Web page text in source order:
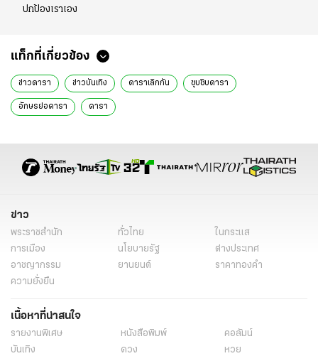
ปกป้องเราเอง
แท็กที่เกี่ยวข้อง
ข่าวดารา ข่าวบันเทิง ดาราเลิกกัน ซุบซิบดารา
อักษรย่อดารา ดารา
ข่าว
พระราชสำนัก ทั่วไทย
ในกระแส
การเมือง
นโยบายรัฐ
ต่างประเทศ
อาชญากรรม
ยานยนต์
ราคาทองคำ
ความยั่งยืน
เนื้อหาที่น่าสนใจ
รายงานพิเศษ หนังสือพิมพ์
คอลัมน์
บันเทิง
ดวง
หวย